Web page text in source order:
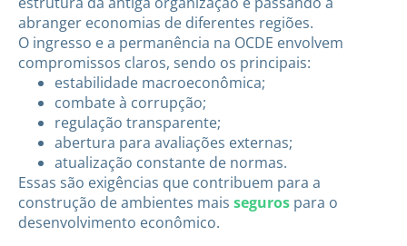
abranger economias de diferentes regiões.
O ingresso e a permanência na OCDE envolvem
compromissos claros, sendo os principais:
estabilidade macroeconômica;
combate à corrupção;
regulação transparente;
abertura para avaliações externas;
atualização constante de normas.
Essas são exigências que contribuem para a
construção de ambientes mais seguros para o
desenvolvimento econômico.